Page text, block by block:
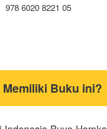
978 6020 8221 05
Buku ini?